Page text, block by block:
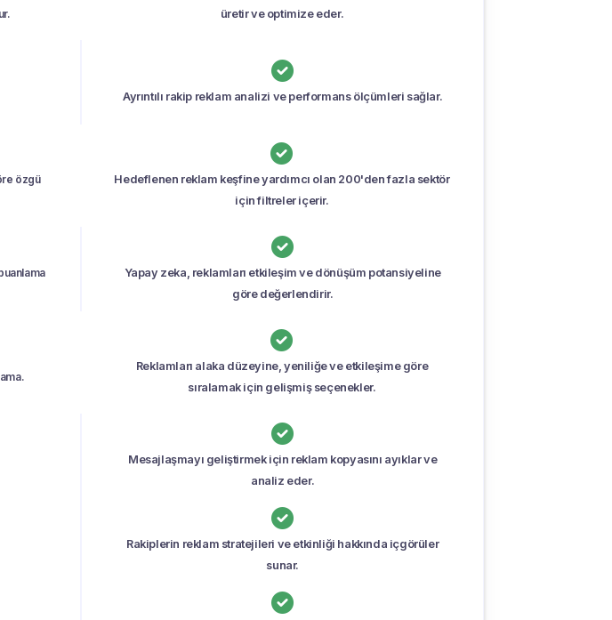
Close
üretir ve optimize eder.

Ayrıntılı rakip reklam analizi ve performans ölçümleri sağlar.
özgü

Hedeflenen reklam keşfine yardımcı olan 200'den fazla sektör
için filtreler içerir.

Yapay zeka, reklamları etkileşim ve dönüşüm potansiyeline
göre değerlendirir.

Reklamları alaka düzeyine, yeniliğe ve etkileşime göre
sıralamak için gelişmiş seçenekler.

Mesajlaşmayı geliştirmek için reklam kopyasını ayıklar ve
analiz eder.

Rakiplerin reklam stratejileri ve etkinliği hakkında içgörüler
sunar.
